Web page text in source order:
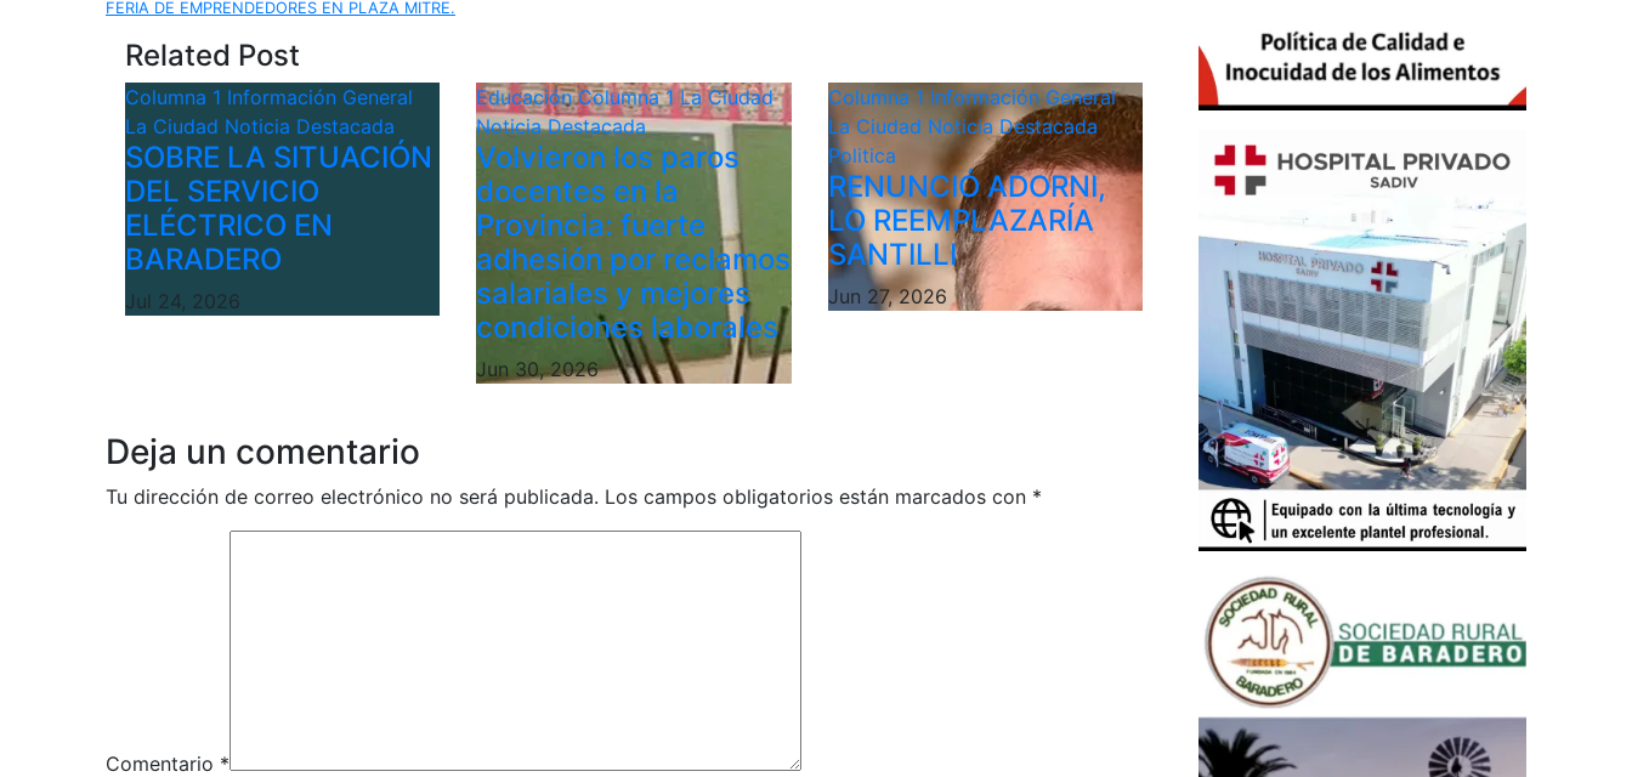
de
entradas
FERIA DE EMPRENDEDORES EN PLAZA MITRE.
Related Post
Columna 1 Información General
La Ciudad Noticia Destacada
SOBRE LA SITUACIÓN
DEL SERVICIO
ELÉCTRICO EN
BARADERO
Jul 24, 2026
EducaciónColumna 1 La Ciudad
Noticia Destacada
Volvieron los paros
docentes en la
Provincia: fuerte
adhesión por reclamos
salariales y mejores
condiciones laborales
Jun 30, 2026
Columna 1 Información General
La Ciudad Noticia Destacada
Politica
RENUNCIÓ ADORNI,
LO REEMPLAZARÍA
SANTILLI
Jun 27, 2026
Deja un comentario
Tu dirección de correo electrónico no será publicada. Los campos obligatorios están marcados con *
Comentario *